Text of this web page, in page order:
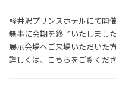
軽井沢プリンスホテルにて開
無事に会期を終了いたしました
展示会場へご来場いただいた
詳しくは、こちらをご覧くだ